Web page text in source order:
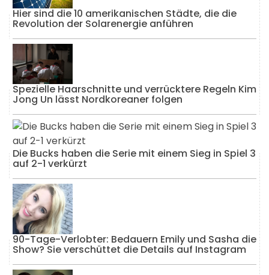
Hier sind die 10 amerikanischen Städte, die die
Revolution der Solarenergie anführen
Spezielle Haarschnitte und verrücktere Regeln Kim
Jong Un lässt Nordkoreaner folgen
Die Bucks haben die Serie mit einem Sieg in Spiel 3
auf 2-1 verkürzt
90-Tage-Verlobter: Bedauern Emily und Sasha die
Show? Sie verschüttet die Details auf Instagram